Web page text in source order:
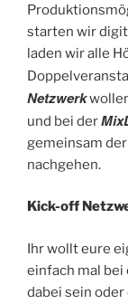
starten wir
laden wir alle
Netzwerk
und bei der
gemeinsam
nachgehen.
Kick-off
Ihr wollt eure
einfach mal
dabei sein